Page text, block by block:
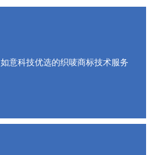
如意科技优选的织唛商标技术服务